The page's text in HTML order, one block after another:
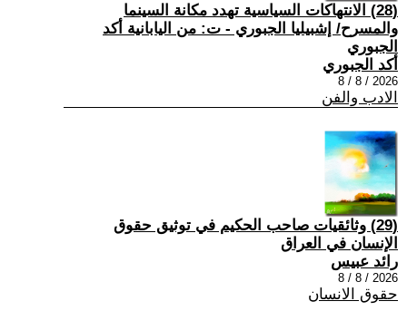
(28) الانتهاكات السياسية تهدد مكانة السينما
والمسرح/ إشبيليا الجبوري - ت: من اليابانية أكد
الجبوري
أكد الجبوري
2026 / 8 / 8
الادب والفن
(29) وثائقيات صاحب الحكيم في توثيق حقوق
الإنسان في العراق
رائد عبيس
2026 / 8 / 8
حقوق الانسان